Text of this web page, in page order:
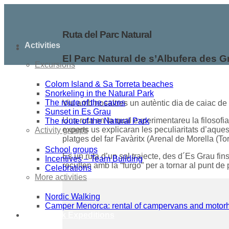
Activities
Excursions
Colom Island & Sa Torreta beaches
Snorkeling in the Natural Park
The route of the caves
Sunset in Es Grau
The route of the Natural Park
Activity groups
School groups
Incentives – Team Building
Celebrations
More activities
Nordic Walking
Camper Menorca: rental of campervans and
Ruta del Parc Natural
El Parc Natural de s’Albufera des
Viu amb nosaltres un autèntic dia de caiac
Una ruta en la qual experimentareu la
experts us explicaran les peculiaritats
platges del far Favàritx (Arenal de Morella
És un ruta d’un sol trajecte, des d´Es Grau
recullen amb la “furgo” per a tornar al punt de